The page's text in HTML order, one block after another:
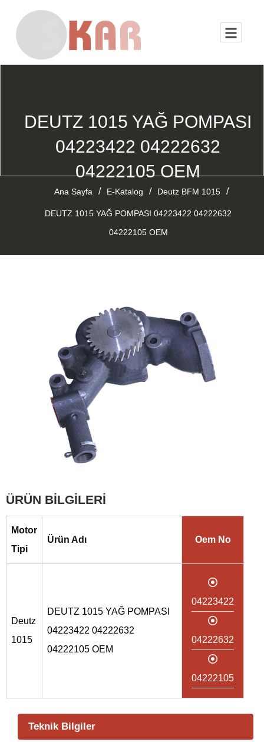
DEUTZ 1015 YAĞ POMPASI
04223422 04222632
04222105 OEM
Ana Sayfa / E-Katalog / Deutz BFM 1015 /
DEUTZ 1015 YAĞ POMPASI 04223422 04222632
04222105 OEM
ÜRÜN BİLGİLERİ
Motor
Tipi
Ürün Adı Oem No
Deutz
1015
DEUTZ 1015 YAĞ POMPASI
04223422 04222632
04222105 OEM
04223422
04222632
04222105
Teknik Bilgiler